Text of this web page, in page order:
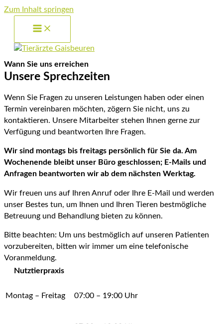
Zum Inhalt springen
Wann Sie uns erreichen
Unsere Sprechzeiten
Wenn Sie Fragen zu unseren Leistungen haben oder einen
Termin vereinbaren möchten, zögern Sie nicht, uns zu
kontaktieren. Unsere Mitarbeiter stehen Ihnen gerne zur
Verfügung und beantworten Ihre Fragen.
Wir sind montags bis freitags persönlich für Sie da. Am
Wochenende bleibt unser Büro geschlossen; E-Mails und
Anfragen beantworten wir ab dem nächsten Werktag.
Wir freuen uns auf Ihren Anruf oder Ihre E-Mail und werden
unser Bestes tun, um Ihnen und Ihren Tieren bestmögliche
Betreuung und Behandlung bieten zu können.
Bitte beachten: Um uns bestmöglich auf unseren Patienten
vorzubereiten, bitten wir immer um eine telefonische
Voranmeldung.
Nutztierpraxis
Montag – Freitag 07:00 – 19:00 Uhr